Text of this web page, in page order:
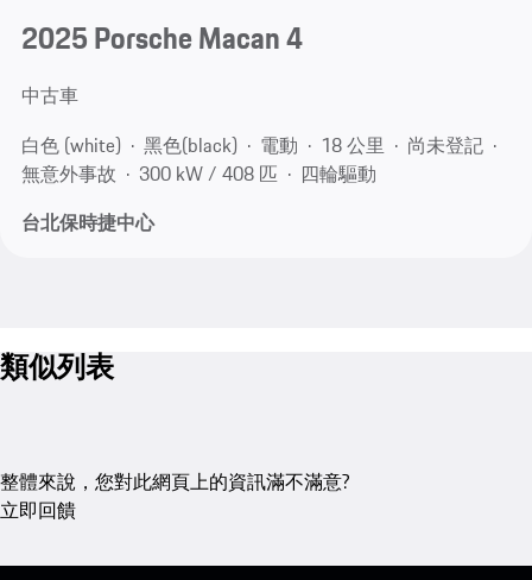
2025 Porsche Macan 4
中古車
白色 (white)
黑色(black) 電動 18 公里
尚未登記
無意外事故
300 kW / 408 匹
四輪驅動
台北保時捷中心
類似列表
整體來說，您對此網頁上的資訊滿不滿意?
立即回饋